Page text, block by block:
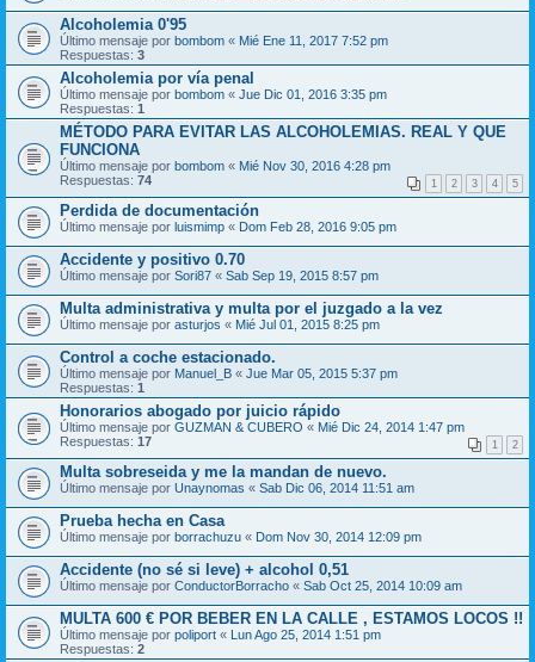
Alcoholemia 0'95
Último mensaje por bombom « Mié Ene 11, 2017 7:52 pm
Respuestas: 3
Alcoholemia por vía penal
Último mensaje por bombom « Jue Dic 01, 2016 3:35 pm
Respuestas: 1
MÉTODO PARA EVITAR LAS ALCOHOLEMIAS. REAL Y QUE
FUNCIONA
Último mensaje por bombom « Mié Nov 30, 2016 4:28 pm
Respuestas: 74 1 2 3 4 5
Perdida de documentación
Último mensaje por luismimp « Dom Feb 28, 2016 9:05 pm
Accidente y positivo 0.70
Último mensaje por Sori87 « Sab Sep 19, 2015 8:57 pm
Multa administrativa y multa por el juzgado a la vez
Último mensaje por asturjos « Mié Jul 01, 2015 8:25 pm
Control a coche estacionado.
Último mensaje por Manuel_B « Jue Mar 05, 2015 5:37 pm
Respuestas: 1
Honorarios abogado por juicio rápido
Último mensaje por GUZMAN & CUBERO « Mié Dic 24, 2014 1:47 pm
Respuestas: 17 1 2
Multa sobreseida y me la mandan de nuevo.
Último mensaje por Unaynomas « Sab Dic 06, 2014 11:51 am
Prueba hecha en Casa
Último mensaje por borrachuzu « Dom Nov 30, 2014 12:09 pm
Accidente (no sé si leve) + alcohol 0,51
Último mensaje por ConductorBorracho « Sab Oct 25, 2014 10:09 am
MULTA 600 € POR BEBER EN LA CALLE , ESTAMOS LOCOS !!
Último mensaje por poliport « Lun Ago 25, 2014 1:51 pm
Respuestas: 2